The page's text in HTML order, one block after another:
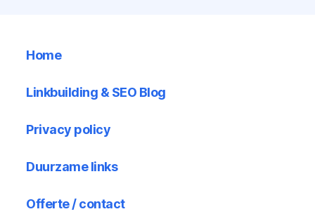
Home
Linkbuilding & SEO Blog
Privacy policy
Duurzame links
Offerte / contact